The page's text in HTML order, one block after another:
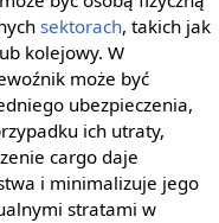
sektorach, takich jak
kolejowy. W
może być
ubezpieczenia,
ich utraty,
cargo daje
i minimalizuje jego
stratami w